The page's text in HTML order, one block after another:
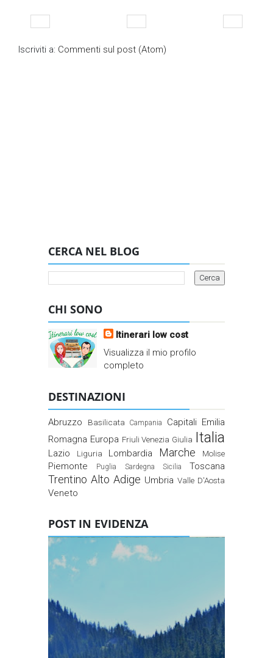
Iscriviti a: Commenti sul post (Atom)
CERCA NEL BLOG
CHI SONO
Itinerari low cost
Visualizza il mio profilo
completo
DESTINAZIONI
Abruzzo Basilicata Campania Capitali Emilia
Romagna Europa Friuli Venezia Giulia Italia
Lazio Liguria Lombardia Marche Molise
Piemonte Puglia Sardegna Sicilia Toscana
Trentino Alto Adige Umbria Valle D'Aosta
Veneto
POST IN EVIDENZA